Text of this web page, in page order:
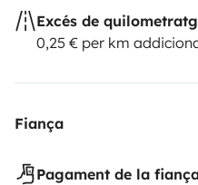
Excés de
0,25 € per km
Fiança
Pagament de la